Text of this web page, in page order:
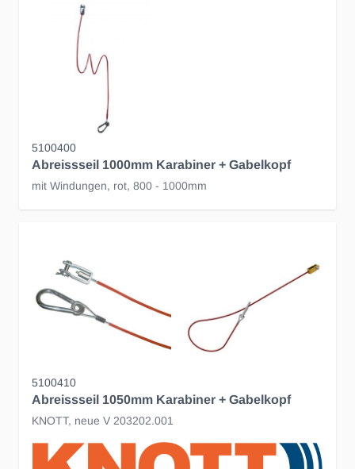
5100400
Abreissseil 1000mm Karabiner + Gabelkopf
mit Windungen, rot, 800 - 1000mm
5100410
Abreissseil 1050mm Karabiner + Gabelkopf
KNOTT, neue V 203202.001